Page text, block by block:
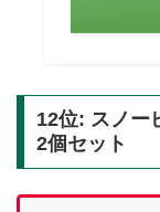
12位: スノー
2個セット